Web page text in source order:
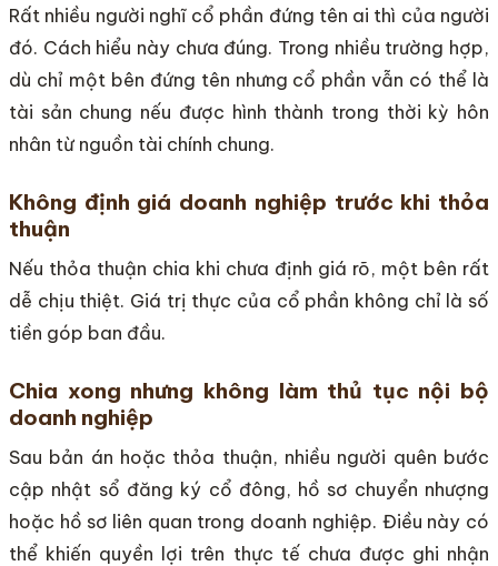
Rất nhiều người nghĩ cổ phần đứng tên ai thì của người
đó. Cách hiểu này chưa đúng. Trong nhiều trường hợp,
dù chỉ một bên đứng tên nhưng cổ phần vẫn có thể là
tài sản chung nếu được hình thành trong thời kỳ hôn
nhân từ nguồn tài chính chung.
Không định giá doanh nghiệp trước khi thỏa
thuận
Nếu thỏa thuận chia khi chưa định giá rõ, một bên rất
dễ chịu thiệt. Giá trị thực của cổ phần không chỉ là số
tiền góp ban đầu.
Chia xong nhưng không làm thủ tục nội bộ
doanh nghiệp
Sau bản án hoặc thỏa thuận, nhiều người quên bước
cập nhật sổ đăng ký cổ đông, hồ sơ chuyển nhượng
hoặc hồ sơ liên quan trong doanh nghiệp. Điều này có
thể khiến quyền lợi trên thực tế chưa được ghi nhận